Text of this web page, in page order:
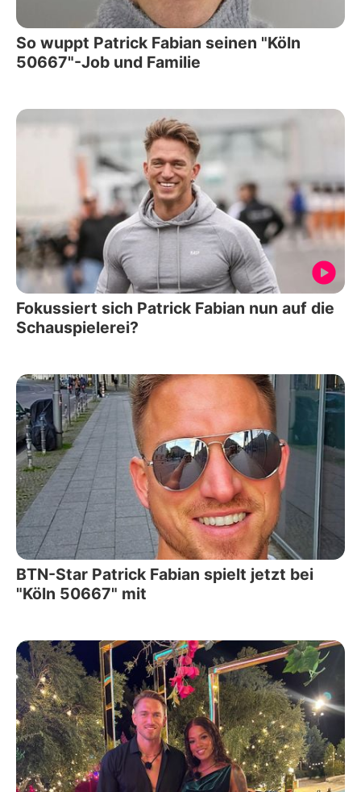
So wuppt Patrick Fabian seinen "Köln
50667"-Job und Familie
Fokussiert sich Patrick Fabian nun auf die
Schauspielerei?
BTN-Star Patrick Fabian spielt jetzt bei
"Köln 50667" mit